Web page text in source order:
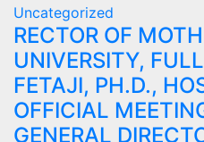
Uncategorized
RECTOR OF
UNIVERSITY,
FETAJI, PH.D.,
OFFICIAL
GENERAL